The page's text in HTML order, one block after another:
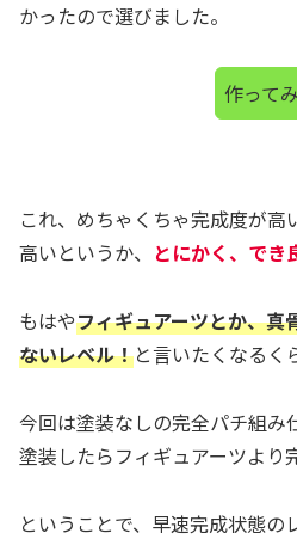
かったので選びました。
作って
これ、めちゃくちゃ完成度が高
高いというか、 とにかく、でき
もはやフィギュアーツとか、真
ないレベル！と言いたくなるく
今回は塗装なしの完全パチ組み
塗装したらフィギュアーツより
ということで、早速完成状態の